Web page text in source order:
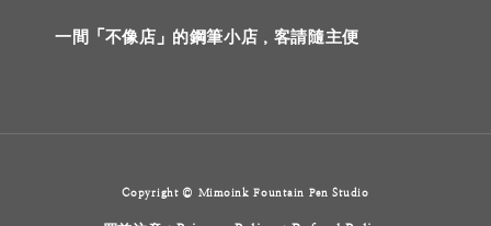
一間「不像店」的鋼筆小店，客請隨主便
Copyright © Mimoink Fountain Pen Studio